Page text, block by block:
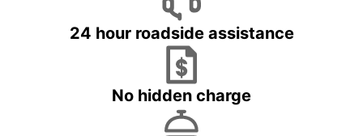
24 hour roadside assistance
No hidden charge